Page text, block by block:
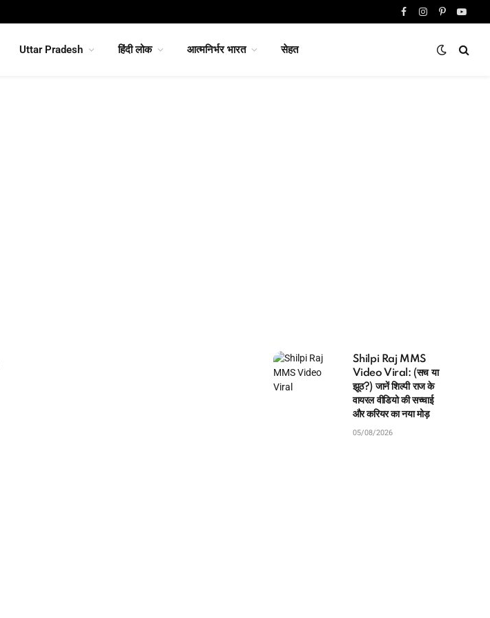
FacebookInstagram
Pinterest
Uttar Pradesh हिंदी लोक आत्मनिर्भर भारत सेहत
Shilpi Raj MMS
Video Viral: (सच या
झूठ?) जानें शिल्पी राज के
वायरल वीडियो की सच्चाई
और करियर का नया मोड़
05/08/2026